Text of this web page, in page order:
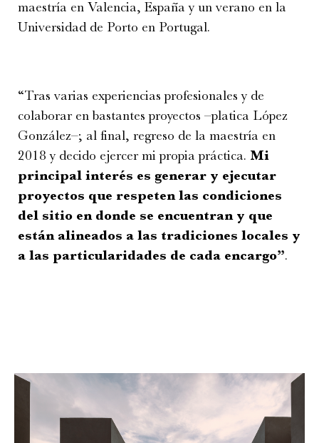
maestría en Valencia, España y un verano en la
Universidad de Porto en Portugal.
“Tras varias experiencias profesionales y de
colaborar en bastantes proyectos –platica López
González–; al final, regreso de la maestría en
2018 y decido ejercer mi propia práctica. Mi
principal interés es generar y ejecutar
proyectos que respeten las condiciones
del sitio en donde se encuentran y que
están alineados a las tradiciones locales y
a las particularidades de cada encargo”.